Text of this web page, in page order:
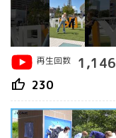
再生回数 1,146
thumb_up 230